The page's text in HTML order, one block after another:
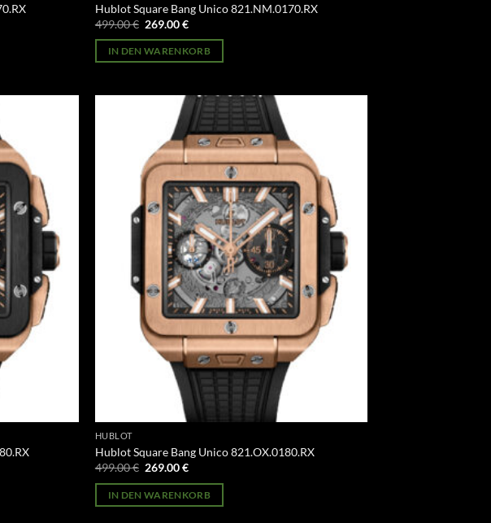
Hublot Square Bang Unico 821.NM.0170.RX
499.00€ Ursprünglicher
war:
499.00 €
269.00€Aktueller
ist:
269.00 €.
IN DEN WARENKORB
HUBLOT
Hublot Square Bang Unico 821.OX.0180.RX
499.00€ Ursprünglicher
war:
499.00 €
269.00€Aktueller
ist:
269.00 €.
IN DEN WARENKORB